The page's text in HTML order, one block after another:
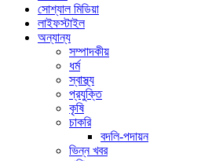
সোশ্যাল মিডিয়া
লাইফস্টাইল
অন্যান্য
সম্পাদকীয়
ধর্ম
স্বাস্থ্য
প্রযুক্তি
কৃষি
চাকরি
বদলি-পদায়ন
ভিন্ন খবর